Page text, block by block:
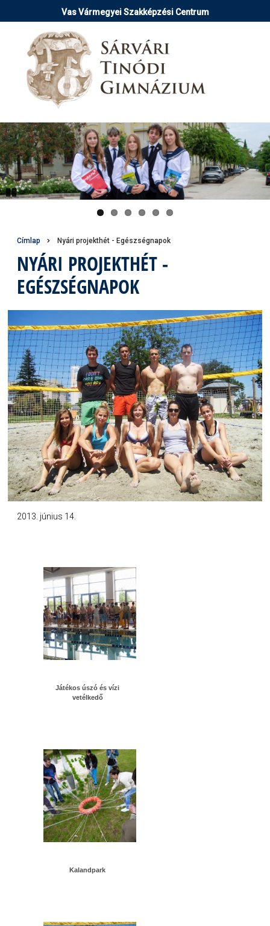
a
tartalomra
Vas Vármegyei Szakképzési Centrum
Morzsa
Címlap Nyári projekthét - Egészségnapok
NYÁRI PROJEKTHÉT -
EGÉSZSÉGNAPOK
Játékos úszó és vízi
vetélkedő
Kalandpark
2013. június 14.